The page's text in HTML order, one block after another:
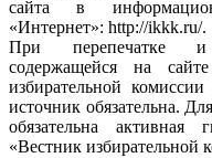
сайта в
«Интернет»: http://ikkk.ru/.
При перепечатке и
содержащейся на
избирательной
источник обязательна.
обязательна активная
«Вестник избирательной